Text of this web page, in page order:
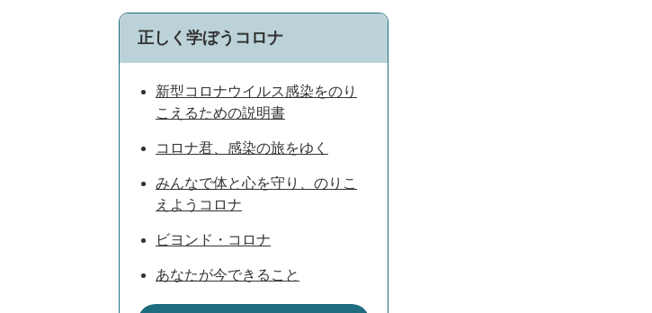
正しく学ぼうコロナ
新型コロナウイルス感染をのり
こえるための説明書
コロナ君、感染の旅をゆく
みんなで体と心を守り、のりこ
えようコロナ
ビヨンド・コロナ
あなたが今できること